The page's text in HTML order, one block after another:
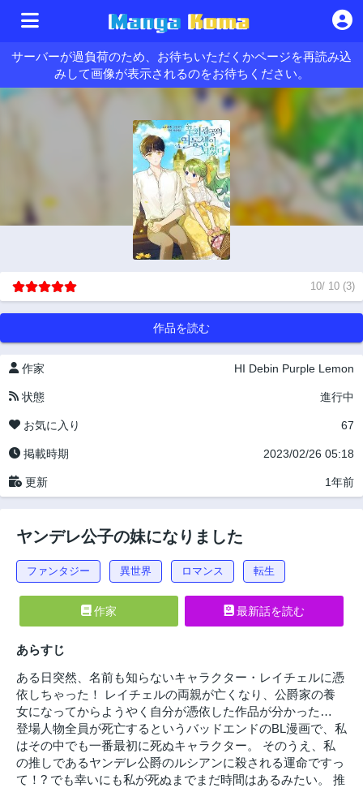
サーバーが過負荷のため、お待ちいただくかページを再読み込
みして画像が表示されるのをお待ちください。
10/ 10 (3)
作品を読む
作家 HI Debin Purple Lemon
状態 進行中
お気に入り 67
掲載時期 2023/02/26 05:18
更新 1年前
ヤンデレ公子の妹になりました
ファンタジー 異世界 ロマンス 転生
作家 最新話を読む
あらすじ
ある日突然、名前も知らないキャラクター・レイチェルに憑
依しちゃった！ レイチェルの両親が亡くなり、公爵家の養
女になってからようやく自分が憑依した作品が分かった…
登場人物全員が死亡するというバッドエンドのBL漫画で、私
はその中でも一番最初に死ぬキャラクター。 そのうえ、私
の推しであるヤンデレ公爵のルシアンに殺される運命ですっ
て！? でも幸いにも私が死ぬまでまだ時間はあるみたい。 推